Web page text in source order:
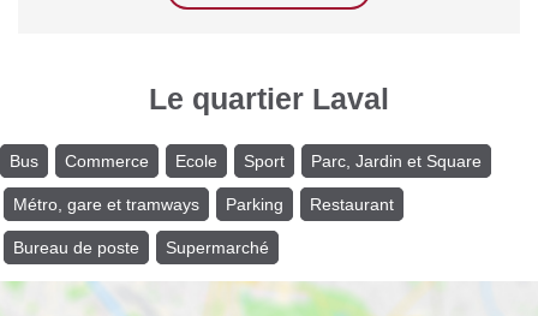
Le quartier Laval
Bus Commerce Ecole Sport Parc, Jardin et Square
Métro, gare et tramways Parking Restaurant
Bureau de poste Supermarché